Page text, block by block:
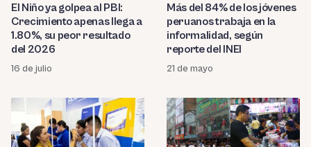
El Niño ya golpea al PBI:
Crecimiento apenas llega a
1.80%, su peor resultado
del 2026
16 de julio
Más del 84% de los jóvenes
peruanos trabaja en la
informalidad, según
reporte del INEI
21 de mayo